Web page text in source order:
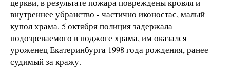
церкви, в результате пожара повреждены кровля и
внутреннее убранство - частично иконостас, малый
купол храма. 5 октября полиция задержала
подозреваемого в поджоге храма, им оказался
уроженец Екатеринбурга 1998 года рождения, ранее
судимый за кражу.